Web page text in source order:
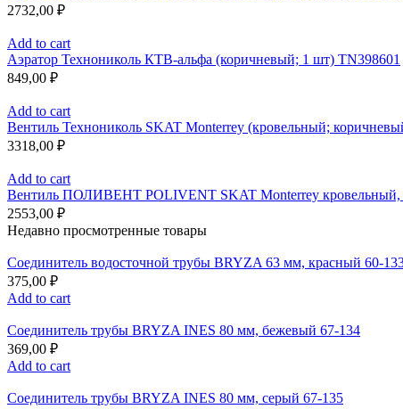
2732,00 ₽
Add to cart
Аэратор Технониколь КТВ-альфа (коричневый; 1 шт) TN398601
849,00 ₽
Add to cart
Вентиль Технониколь SKAT Monterrey (кровельный;
3318,00 ₽
Add to cart
Вентиль ПОЛИВЕНТ POLIVENT SKAT Monterrey кровельный,
2553,00 ₽
Недавно просмотренные товары
Соединитель водосточной трубы BRYZA 63 мм, краcный 60-
375,00 ₽
Add to cart
Соединитель трубы BRYZA INES 80 мм, бежевый 67-134
369,00 ₽
Add to cart
Соединитель трубы BRYZA INES 80 мм, серый 67-135